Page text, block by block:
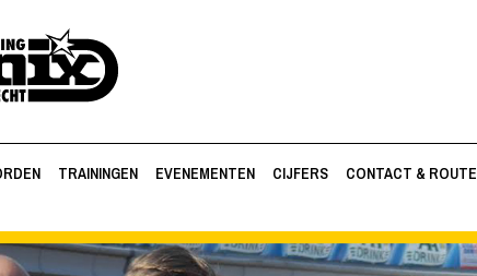
TRAININGEN EVENEMENTEN CIJFERS CONTACT & ROUTE